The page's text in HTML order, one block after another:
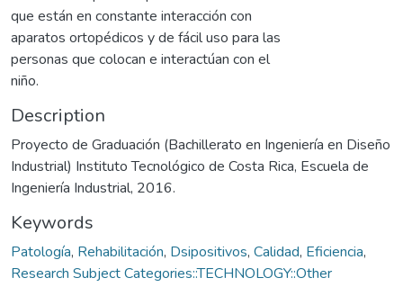
que están en constante interacción con
aparatos ortopédicos y de fácil uso para las
personas que colocan e interactúan con el
niño.
Description
Proyecto de Graduación (Bachillerato en Ingeniería en Diseño
Industrial) Instituto Tecnológico de Costa Rica, Escuela de
Ingeniería Industrial, 2016.
Keywords
Patología, Rehabilitación, Dsipositivos, Calidad, Eficiencia,
Research Subject Categories::TECHNOLOGY::Other